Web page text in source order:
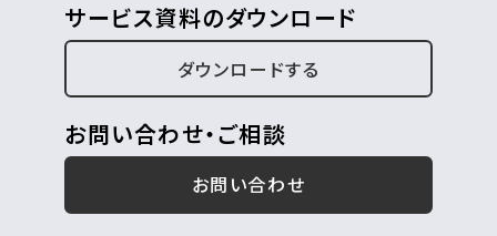
サービス資料のダウンロード
ダウンロードする
お問い合わせ・ご相談
お問い合わせ